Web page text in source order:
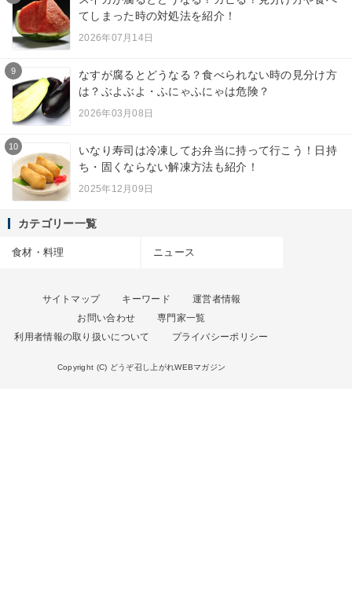
てしまった時の対処法を紹介！
2026年07月14日
9
なすが腐るとどうなる？食べられない時の見分け方
は？ぶよぶよ・ふにゃふにゃは危険？
2026年03月08日
10
いなり寿司は冷凍してお弁当に持って行こう！日持
ち・固くならない解凍方法も紹介！
2025年12月09日
カテゴリー一覧
食材・料理 ニュース
サイトマップ キーワード
運営者情報
お問い合わせ
専門家一覧
利用者情報の取り扱いについて
プライバシーポリシー
Copyright (C) どうぞ召し上がれWEBマガジン